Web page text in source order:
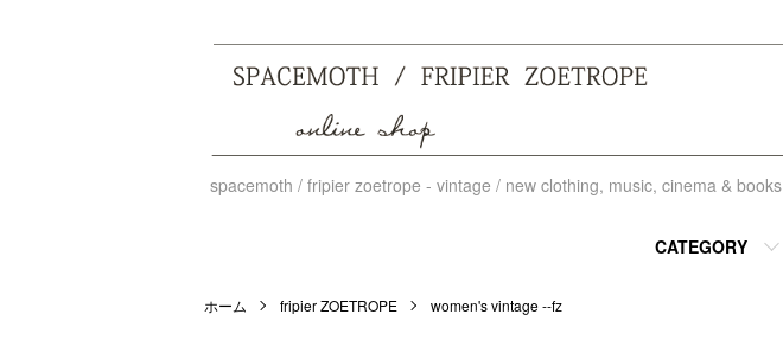
spacemoth / fripier zoetrope - vintage / new clothing, music, cinema & books
CATEGORY
ホーム fripier ZOETROPE women's vintage --fz